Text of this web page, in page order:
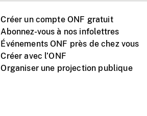
Créer un compte ONF gratuit
Abonnez-vous à nos infolettres
Événements ONF près de chez vous
Créer avec l’ONF
Organiser une projection publique